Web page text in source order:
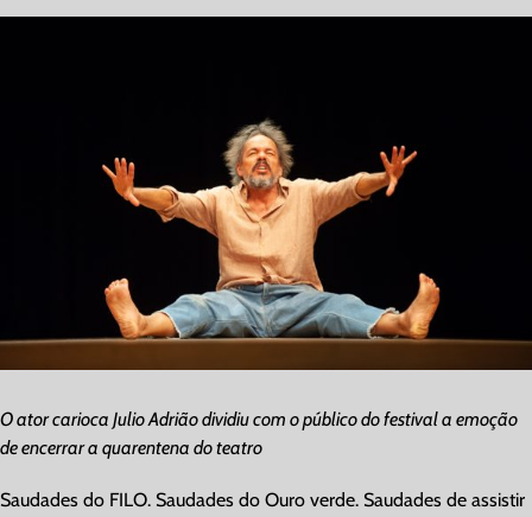
O ator carioca Julio Adrião dividiu com o público do festival a emoção
de encerrar a quarentena do teatro
Saudades do FILO. Saudades do Ouro verde. Saudades de assistir